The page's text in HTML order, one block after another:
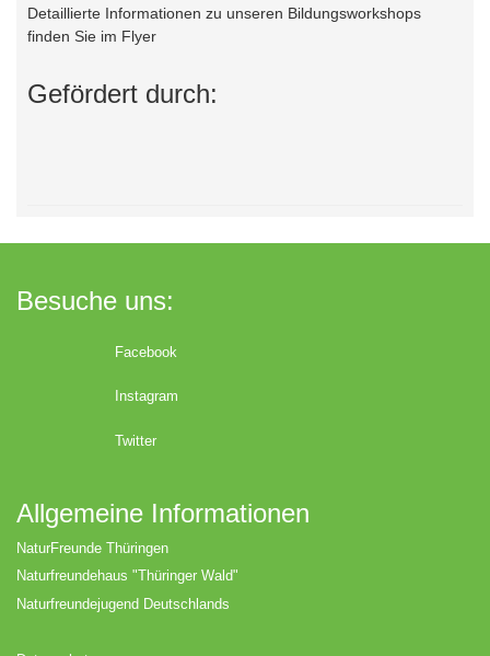
Detaillierte Informationen zu unseren Bildungsworkshops
finden Sie im Flyer
Gefördert durch:
Besuche uns:
Facebook
Instagram
Twitter
Allgemeine Informationen
NaturFreunde Thüringen
Naturfreundehaus "Thüringer Wald"
Naturfreundejugend Deutschlands